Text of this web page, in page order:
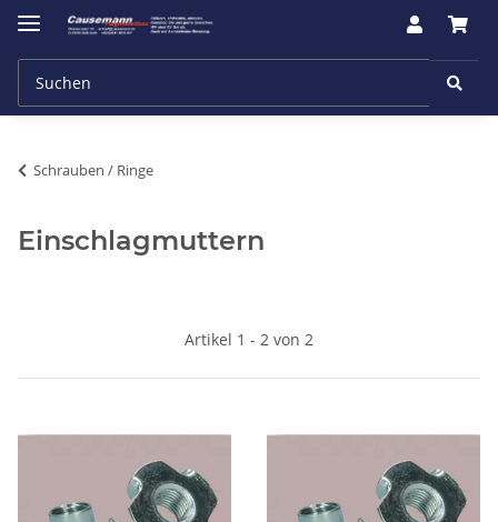
Schrauben / Ringe
Einschlagmuttern
Artikel 1 - 2 von 2